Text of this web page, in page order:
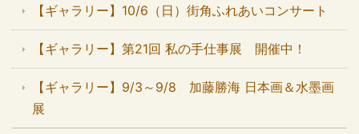
【ギャラリー】10/6（日）街角ふれあいコンサート
【ギャラリー】第21回 私の手仕事展 開催中！
【ギャラリー】9/3～9/8 加藤勝海 日本画＆水墨画
展